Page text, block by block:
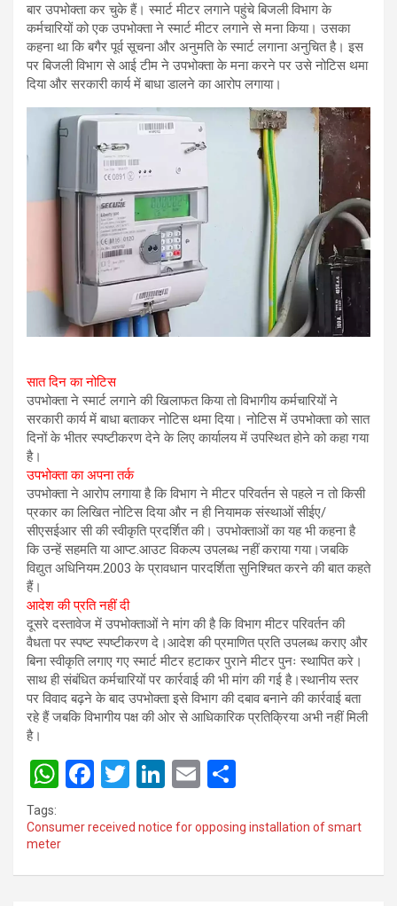
बार उपभोक्ता कर चुके हैं। स्मार्ट मीटर लगाने पहुंचे बिजली विभाग के
कर्मचारियों को एक उपभोक्ता ने स्मार्ट मीटर लगाने से मना किया। उसका
कहना था कि बगैर पूर्व सूचना और अनुमति के स्मार्ट लगाना अनुचित है। इस
पर बिजली विभाग से आई टीम ने उपभोक्ता के मना करने पर उसे नोटिस थमा
दिया और सरकारी कार्य में बाधा डालने का आरोप लगाया।
सात दिन का नोटिस
उपभोक्ता ने स्मार्ट लगाने की खिलाफत किया तो विभागीय कर्मचारियों ने
सरकारी कार्य में बाधा बताकर नोटिस थमा दिया। नोटिस में उपभोक्ता को सात
दिनों के भीतर स्पष्टीकरण देने के लिए कार्यालय में उपस्थित होने को कहा गया
है।
उपभोक्ता का अपना तर्क
उपभोक्ता ने आरोप लगाया है कि विभाग ने मीटर परिवर्तन से पहले न तो किसी
प्रकार का लिखित नोटिस दिया और न ही नियामक संस्थाओं सीईए/
सीएसईआर सी की स्वीकृति प्रदर्शित की। उपभोक्ताओं का यह भी कहना है
कि उन्हें सहमति या आप्ट.आउट विकल्प उपलब्ध नहीं कराया गया।जबकि
विद्युत अधिनियम.2003 के प्रावधान पारदर्शिता सुनिश्चित करने की बात कहते
हैं।
आदेश की प्रति नहीं दी
दूसरे दस्तावेज में उपभोक्ताओं ने मांग की है कि विभाग मीटर परिवर्तन की
वैधता पर स्पष्ट स्पष्टीकरण दे।आदेश की प्रमाणित प्रति उपलब्ध कराए और
बिना स्वीकृति लगाए गए स्मार्ट मीटर हटाकर पुराने मीटर पुनः स्थापित करे।
साथ ही संबंधित कर्मचारियों पर कार्रवाई की भी मांग की गई है।स्थानीय स्तर
पर विवाद बढ़ने के बाद उपभोक्ता इसे विभाग की दबाव बनाने की कार्रवाई बता
रहे हैं जबकि विभागीय पक्ष की ओर से आधिकारिक प्रतिक्रिया अभी नहीं मिली
है।
W
at
A
F
ce
o
T
tt
Li
ke
n
E
ail ar
Tags:
Consumer received notice for opposing installation of smart
meter